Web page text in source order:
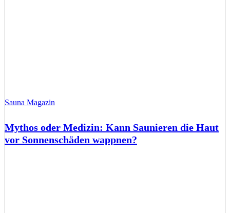
Sauna Magazin
Mythos oder Medizin: Kann Saunieren die Haut
vor Sonnenschäden wappnen?